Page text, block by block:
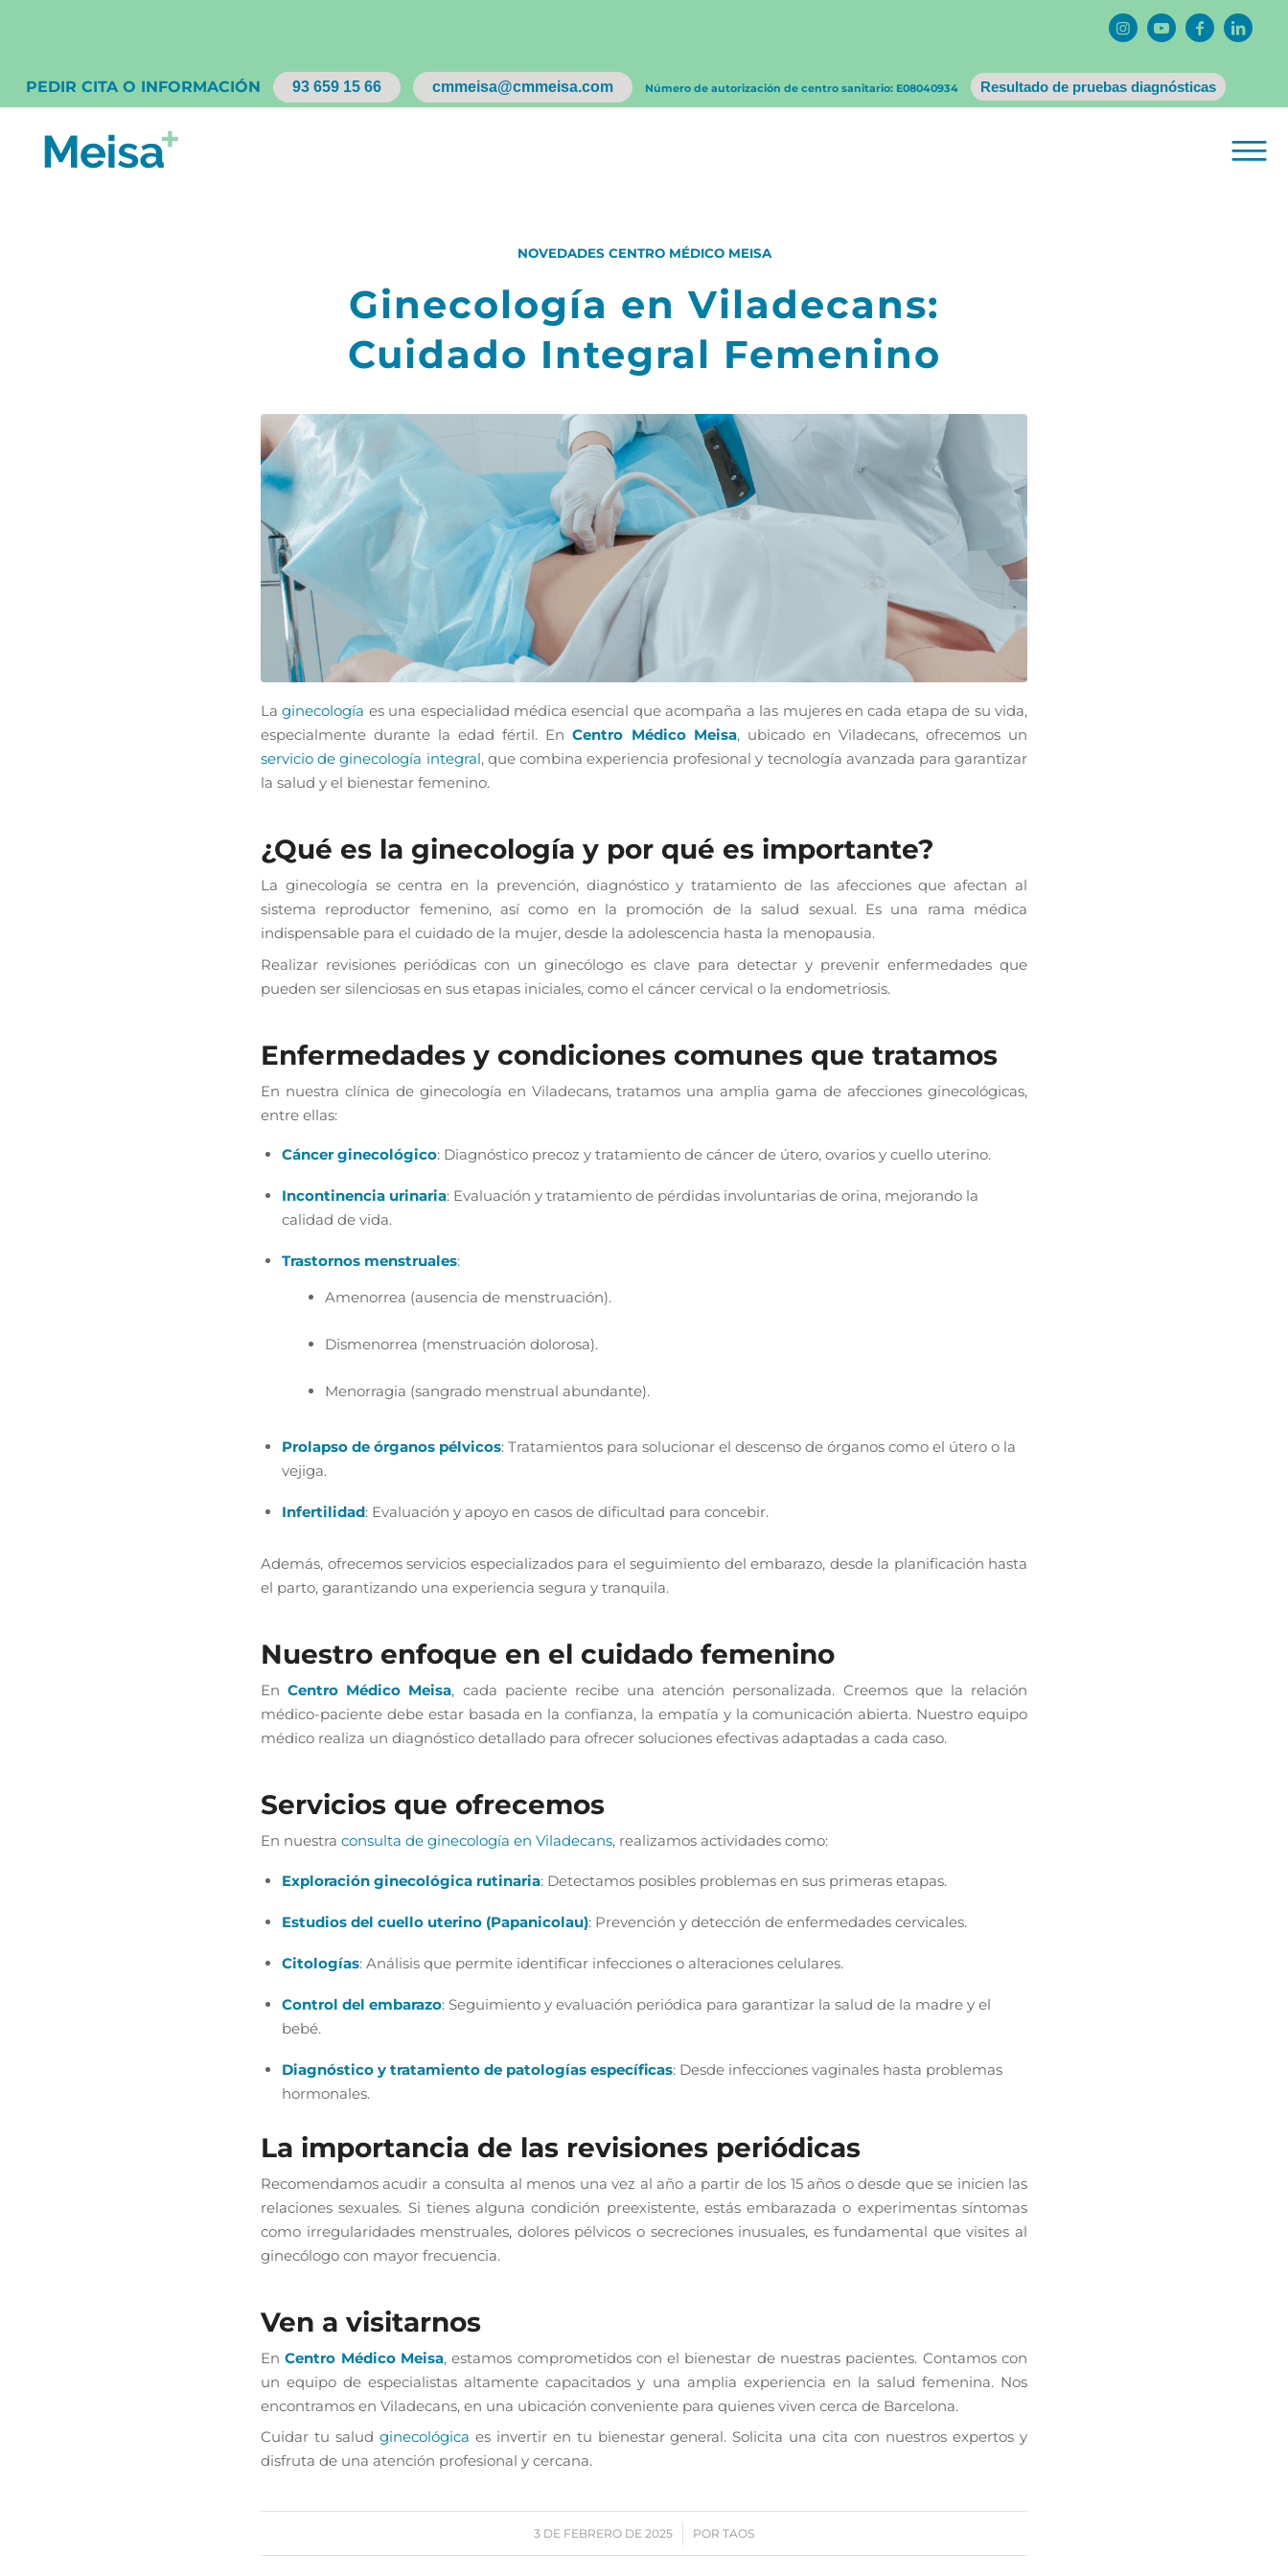
PEDIR CITA O INFORMACIÓN 93 659 15 66 cmmeisa@cmmeisa.com Número de autorización de centro sanitario: E08040934 Resultado de pruebas diagnósticas
NOVEDADES CENTRO MÉDICO MEISA
Ginecología en Viladecans:
Cuidado Integral Femenino
Laginecología es una especialidad médica esencial que acompaña a las mujeres en cada etapa de su vida,
especialmente durante la edad fértil. EnCentro Médico Meisa, ubicado en Viladecans, ofrecemos un
servicio de ginecología integral, que combina experiencia profesional y tecnología avanzada para garantizar
la salud y el bienestar femenino.
¿Qué es la ginecología y por qué es importante?
La ginecología se centra en la prevención, diagnóstico y tratamiento de las afecciones que afectan al
sistema reproductor femenino, así como en la promoción de la salud sexual. Es una rama médica
indispensable para el cuidado de la mujer, desde la adolescencia hasta la menopausia.
Realizar revisiones periódicas con un ginecólogo es clave para detectar y prevenir enfermedades que
pueden ser silenciosas en sus etapas iniciales, como el cáncer cervical o la endometriosis.
Enfermedades y condiciones comunes que tratamos
En nuestra clínica de ginecología en Viladecans, tratamos una amplia gama de afecciones ginecológicas,
entre ellas:
Cáncer ginecológico: Diagnóstico precoz y tratamiento de cáncer de útero, ovarios y cuello uterino.
Incontinencia urinaria: Evaluación y tratamiento de pérdidas involuntarias de orina, mejorando la
calidad de vida.
Trastornos menstruales:
Amenorrea (ausencia de menstruación).
Dismenorrea (menstruación dolorosa).
Menorragia (sangrado menstrual abundante).
Prolapso de órganos pélvicos: Tratamientos para solucionar el descenso de órganos como el útero o la
vejiga.
Infertilidad: Evaluación y apoyo en casos de dificultad para concebir.
Además, ofrecemos servicios especializados para el seguimiento del embarazo, desde la planificación hasta
el parto, garantizando una experiencia segura y tranquila.
Nuestro enfoque en el cuidado femenino
EnCentro Médico Meisa, cada paciente recibe una atención personalizada. Creemos que la relación
médico-paciente debe estar basada en la confianza, la empatía y la comunicación abierta. Nuestro equipo
médico realiza un diagnóstico detallado para ofrecer soluciones efectivas adaptadas a cada caso.
Servicios que ofrecemos
En nuestra consulta de ginecología en Viladecans, realizamos actividades como:
Exploración ginecológica rutinaria: Detectamos posibles problemas en sus primeras etapas.
Estudios del cuello uterino (Papanicolau): Prevención y detección de enfermedades cervicales.
Citologías: Análisis que permite identificar infecciones o alteraciones celulares.
Control del embarazo: Seguimiento y evaluación periódica para garantizar la salud de la madre y el
bebé.
Diagnóstico y tratamiento de patologías específicas: Desde infecciones vaginales hasta problemas
hormonales.
La importancia de las revisiones periódicas
Recomendamos acudir a consulta al menos una vez al año a partir de los 15 años o desde que se inicien las
relaciones sexuales. Si tienes alguna condición preexistente, estás embarazada o experimentas síntomas
como irregularidades menstruales, dolores pélvicos o secreciones inusuales, es fundamental que visites al
ginecólogo con mayor frecuencia.
Ven a visitarnos
EnCentro Médico Meisa, estamos comprometidos con el bienestar de nuestras pacientes. Contamos con
un equipo de especialistas altamente capacitados y una amplia experiencia en la salud femenina. Nos
encontramos en Viladecans, en una ubicación conveniente para quienes viven cerca de Barcelona.
Cuidar tu salud ginecológica es invertir en tu bienestar general. Solicita una cita con nuestros expertos y
disfruta de una atención profesional y cercana.
3 DE FEBRERO DE 2025
/ POR TAOS